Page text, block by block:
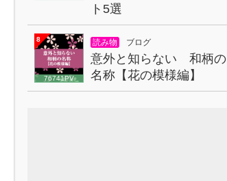
ト5選
8
76741PV
読み物 ブログ
意外と知らない 和柄の
名称【花の模様編】